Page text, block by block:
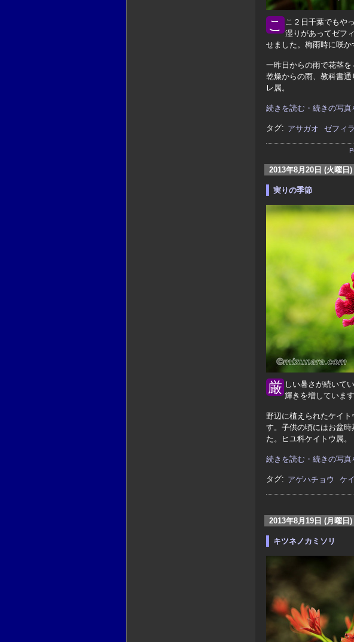
ここ２日千葉でもやっと庭を潤す雨が降りました。カラカラの乾燥からお
湿りがあってゼフ
せました。梅雨時に咲か
一昨日からの雨で花茎を
乾燥からの雨、教科書
レ属。
続きを読む・続きの写
タグ: アサガオ ゼフィ
2013年8月20日 (火曜日)
実りの季節
厳しい暑さが続いていますが、早場米の千葉では稲田の黄金色が日増しに
輝きを増していま
野辺に植えられたケイ
す。子供の頃にはお盆
た。ヒユ科ケイトウ属。
続きを読む・続きの写
タグ: アゲハチョウ ケ
2013年8月19日 (月曜日)
キツネノカミソリ